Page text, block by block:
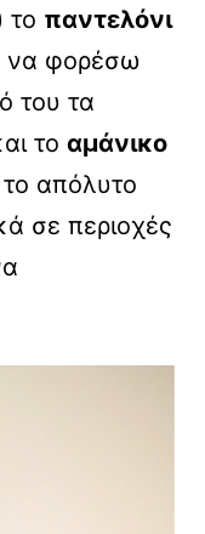
το παντελόνι
να φορέσω
του τα
το αμάνικο
απόλυτο
σε περιοχές